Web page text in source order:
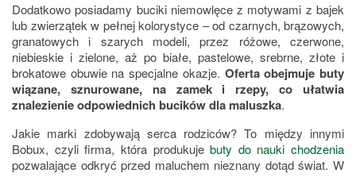
Dodatkowo posiadamy buciki niemowlęce z motywami z bajek
lub zwierzątek w pełnej kolorystyce – od czarnych, brązowych,
granatowych i szarych modeli, przez różowe, czerwone,
niebieskie i zielone, aż po białe, pastelowe, srebrne, złote i
brokatowe obuwie na specjalne okazje. Oferta obejmuje buty
wiązane, sznurowane, na zamek i rzepy, co ułatwia
znalezienie odpowiednich bucików dla maluszka.
Jakie marki zdobywają serca rodziców? To między innymi
Bobux, czyli firma, która produkujebuty do nauki chodzenia
pozwalające odkryć przed maluchem nieznany dotąd świat. W